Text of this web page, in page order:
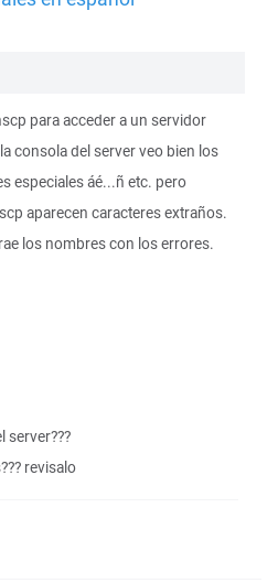
para acceder a un servidor
consola del server veo bien los
especiales áé...ñ etc. pero
aparecen caracteres extraños.
los nombres con los errores.
server???
revisalo